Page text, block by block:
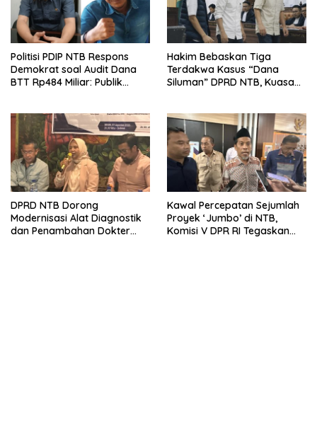
Politisi PDIP NTB Respons
Demokrat soal Audit Dana
BTT Rp484 Miliar: Publik
Hakim Bebaskan Tiga
Terdakwa Kasus “Dana
Siluman” DPRD NTB, Kuasa
DPRD NTB Dorong
Modernisasi Alat Diagnostik
dan Penambahan Dokter
Kawal Percepatan Sejumlah
Proyek ‘Jumbo’ di NTB,
Komisi V DPR RI Tegaskan